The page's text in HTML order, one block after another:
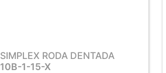
SIMPLEX RODA DENTADA
10B-1-15-X